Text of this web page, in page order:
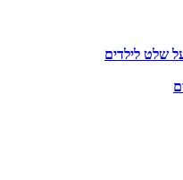
שלט לילדים